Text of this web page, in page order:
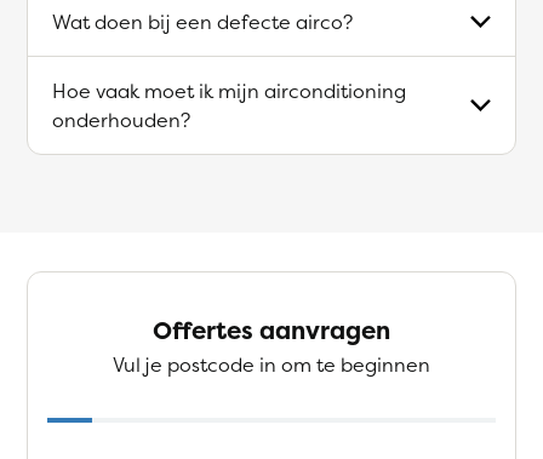
Wat doen bij een defecte airco?
Hoe vaak moet ik mijn airconditioning
onderhouden?
Offertes aanvragen
Vul je postcode in om te beginnen